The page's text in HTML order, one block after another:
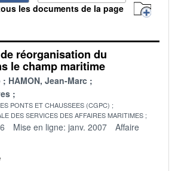
les documents de la page
réorganisation du
le champ maritime
HAMON, Jean-Marc
PONTS ET CHAUSSEES (CGPC)
DES SERVICES DES AFFAIRES MARITIMES
Mise en ligne: janv. 2007
Affaire